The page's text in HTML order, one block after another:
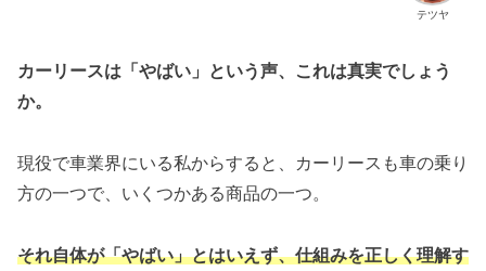
テツヤ
カーリースは「やばい」という声、これは真実でしょう
か。
現役で車業界にいる私からすると、カーリースも車の乗り
方の一つで、いくつかある商品の一つ。
それ自体が「やばい」とはいえず、仕組みを正しく理解す